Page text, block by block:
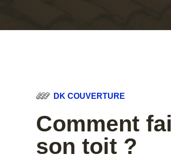
DK COUVERTURE
Comment
son toit ?